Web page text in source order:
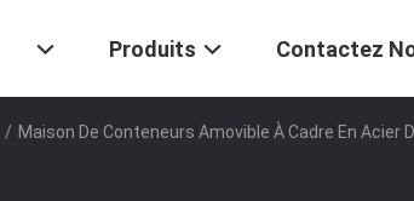
Produits Contactez
/ Maison De Conteneurs Amovible À Cadre En